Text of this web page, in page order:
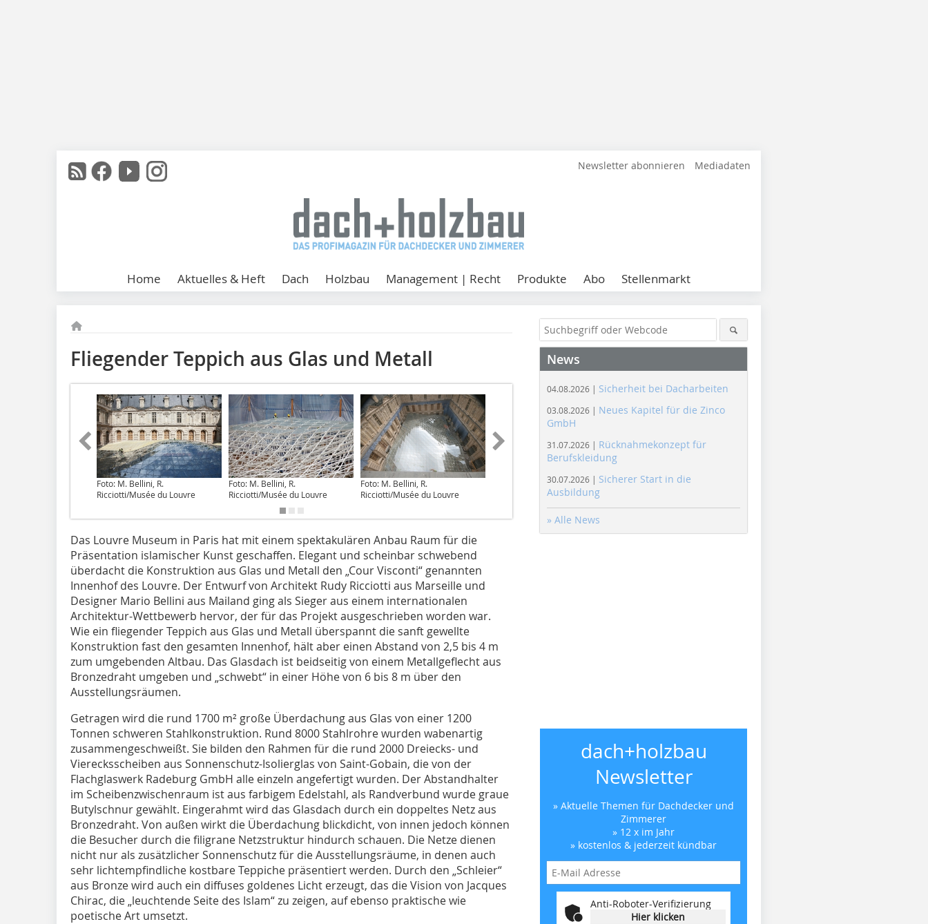
Newsletter abonnieren Mediadaten
Home Aktuelles & Heft Dach Holzbau Management | Recht Produkte Abo Stellenmarkt
Fliegender Teppich aus Glas und Metall
Foto: M. Bellini, R.
Ricciotti/Musée du Louvre
Foto: M. Bellini, R.
Ricciotti/Musée du Louvre
Foto: M. Bellini, R.
Ricciotti/Musée du Louvre
Foto: M. Bellini, R.
Ricciotti/Musée du Louvre
Foto: M. Bellini, R.
Das Louvre Museum in Paris hat mit einem spektakulären Anbau Raum für die
Präsentation islamischer Kunst geschaffen. Elegant und scheinbar schwebend
überdacht die Konstruktion aus Glas und Metall den „Cour Visconti“ genannten
Innenhof des Louvre. Der Entwurf von Architekt Rudy Ricciotti aus Marseille und
Designer Mario Bellini aus Mailand ging als Sieger aus einem internationalen
Architektur-Wettbewerb hervor, der für das Projekt ausgeschrieben worden war.
Wie ein fliegender Teppich aus Glas und Metall überspannt die sanft gewellte
Konstruktion fast den gesamten Innenhof, hält aber einen Abstand von 2,5 bis 4 m
zum umgebenden Altbau. Das Glasdach ist beidseitig von einem Metallgeflecht aus
Bronzedraht umgeben und „schwebt“ in einer Höhe von 6 bis 8 m über den
Ausstellungsräumen.
Getragen wird die rund 1700 m² große Überdachung aus Glas von einer 1200
Tonnen schweren Stahlkonstruktion. Rund 8000 Stahlrohre wurden wabenartig
zusammengeschweißt. Sie bilden den Rahmen für die rund 2000 Dreiecks- und
Vierecksscheiben aus Sonnenschutz-Isolierglas von Saint-Gobain, die von der
Flachglaswerk Radeburg GmbH alle einzeln angefertigt wurden. Der Abstandhalter
im Scheibenzwischenraum ist aus farbigem Edelstahl, als Randverbund wurde graue
Butylschnur gewählt. Eingerahmt wird das Glasdach durch ein doppeltes Netz aus
Bronzedraht. Von außen wirkt die Überdachung blickdicht, von innen jedoch können
die Besucher durch die filigrane Netzstruktur hindurch schauen. Die Netze dienen
nicht nur als zusätzlicher Sonnenschutz für die Ausstellungsräume, in denen auch
sehr lichtempfindliche kostbare Teppiche präsentiert werden. Durch den „Schleier“
aus Bronze wird auch ein diffuses goldenes Licht erzeugt, das die Vision von Jacques
Chirac, die „leuchtende Seite des Islam“ zu zeigen, auf ebenso praktische wie
poetische Art umsetzt.
News
04.08.2026 | Sicherheit bei Dacharbeiten
03.08.2026 | Neues Kapitel für die Zinco
GmbH
31.07.2026 | Rücknahmekonzept für
Berufskleidung
30.07.2026 | Sicherer Start in die
Ausbildung
» Alle News
dach+holzbau
Newsletter
» Aktuelle Themen für Dachdecker und
Zimmerer
» 12 x im Jahr
» kostenlos & jederzeit kündbar
Anti-Roboter-Verifizierung
Hier klicken